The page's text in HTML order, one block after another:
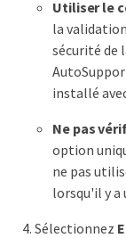
Utiliser le
la
sécurité de
installé
Ne pas
option
ne pas
lorsqu'il y
Sélectionnez